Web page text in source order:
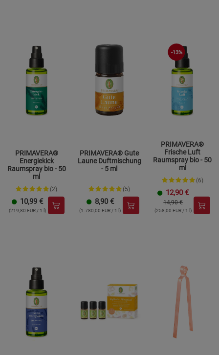
PRIMAVERA®
Energiekick
Raumspray bio - 50
ml
(2)
10,99 €
(219,80 EUR / 1 l)
PRIMAVERA® Gute
Laune Duftmischung
- 5 ml
(5)
8,90 €
(1.780,00 EUR / 1 l)
-13%
PRIMAVERA®
Frische Luft
Raumspray bio - 50
ml
(6)
12,90 €
14,90 €
(258,00 EUR / 1 l)